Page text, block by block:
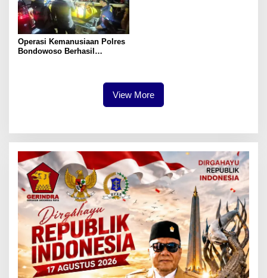
Operasi Kemanusiaan Polres
Bondowoso Berhasil
View More